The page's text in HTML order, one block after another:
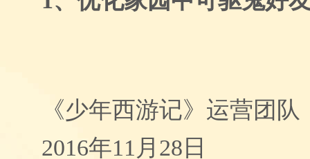
《少年西游记》运营团队
2016年11月28日